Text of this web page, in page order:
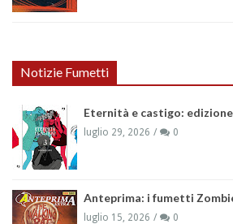
Notizie Fumetti
Eternità e castigo:
luglio 29, 2026 0
Anteprima: i fumetti
luglio 15, 2026 0